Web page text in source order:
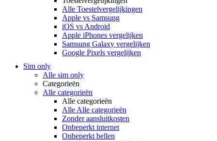
Alle Toestelvergelijkingen
Apple vs Samsung
iOS vs Android
Apple iPhones vergelijken
Samsung Galaxy vergelijken
Google Pixels vergelijken
Sim only
Alle sim only
Categorieën
Alle categorieën
Alle categorieën
Alle Alle categorieën
Zonder aansluitkosten
Onbeperkt internet
Onbeperkt bellen